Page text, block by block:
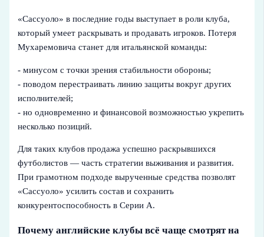
«Сассуоло» в последние годы выступает в роли клуба,
который умеет раскрывать и продавать игроков. Потеря
Мухаремовича станет для итальянской команды:
- минусом с точки зрения стабильности обороны;
- поводом перестраивать линию защиты вокруг других
исполнителей;
- но одновременно и финансовой возможностью укрепить
несколько позиций.
Для таких клубов продажа успешно раскрывшихся
футболистов — часть стратегии выживания и развития.
При грамотном подходе вырученные средства позволят
«Сассуоло» усилить состав и сохранить
конкурентоспособность в Серии A.
Почему английские клубы всё чаще смотрят на